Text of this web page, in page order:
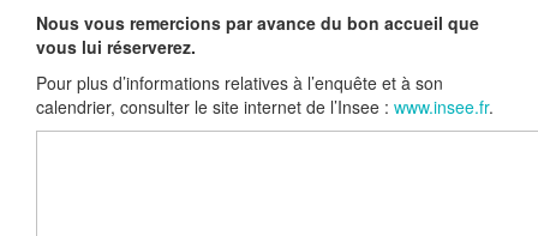
Nous vous remercions par avance du bon accueil que
vous lui réserverez.
Pour plus d’informations relatives à l’enquête et à son
calendrier, consulter le site internet de l’Insee : www.insee.fr.